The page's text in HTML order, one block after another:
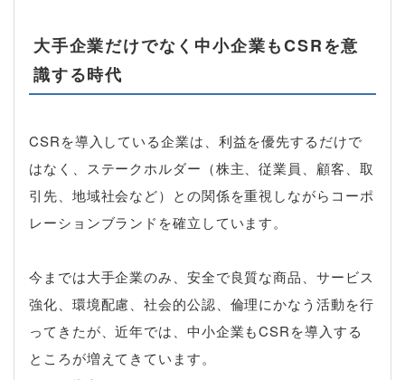
大手企業だけでなく中小企業もCSRを意
識する時代
CSRを導入している企業は、利益を優先するだけで
はなく、ステークホルダー（株主、従業員、顧客、取
引先、地域社会など）との関係を重視しながらコーポ
レーションブランドを確立しています。
今までは大手企業のみ、安全で良質な商品、サービス
強化、環境配慮、社会的公認、倫理にかなう活動を行
ってきたが、近年では、中小企業もCSRを導入する
ところが増えてきています。